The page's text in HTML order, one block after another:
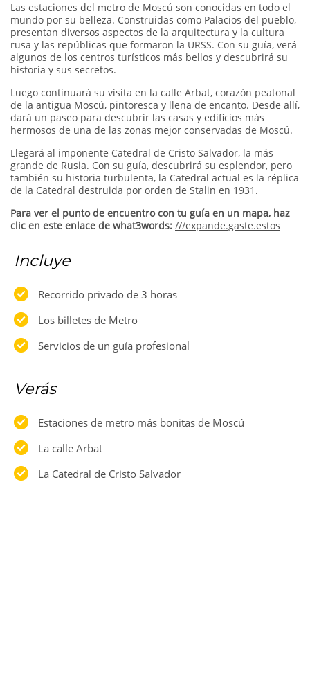
Las estaciones del metro de Moscú son conocidas en todo el
mundo por su belleza. Construidas como Palacios del pueblo,
presentan diversos aspectos de la arquitectura y la cultura
rusa y las repúblicas que formaron la URSS. Con su guía, verá
algunos de los centros turísticos más bellos y descubrirá su
historia y sus secretos.
Luego continuará su visita en la calle Arbat, corazón peatonal
de la antigua Moscú, pintoresca y llena de encanto. Desde allí,
dará un paseo para descubrir las casas y edificios más
hermosos de una de las zonas mejor conservadas de Moscú.
Llegará al imponente Catedral de Cristo Salvador, la más
grande de Rusia. Con su guía, descubrirá su esplendor, pero
también su historia turbulenta, la Catedral actual es la réplica
de la Catedral destruida por orden de Stalin en 1931.
Para ver el punto de encuentro con tu guía en un mapa, haz
clic en este enlace de what3words: ///expande.gaste.estos
Incluye
Recorrido privado de 3 horas
Los billetes de Metro
Servicios de un guía profesional
Verás
Estaciones de metro más bonitas de Moscú
La calle Arbat
La Catedral de Cristo Salvador